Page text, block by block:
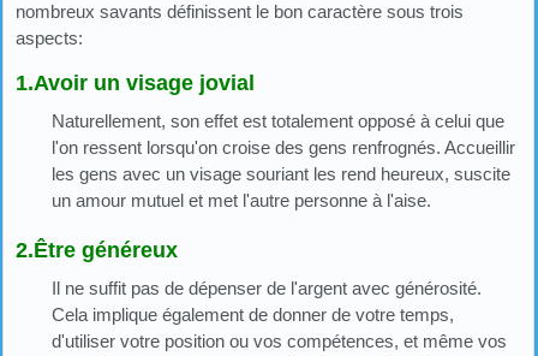
nombreux savants définissent le bon caractère sous trois
aspects:
1.Avoir un visage jovial
Naturellement, son effet est totalement opposé à celui que
l'on ressent lorsqu'on croise des gens renfrognés. Accueillir
les gens avec un visage souriant les rend heureux, suscite
un amour mutuel et met l'autre personne à l'aise.
2.Être généreux
Il ne suffit pas de dépenser de l'argent avec générosité.
Cela implique également de donner de votre temps,
d'utiliser votre position ou vos compétences, et même vos